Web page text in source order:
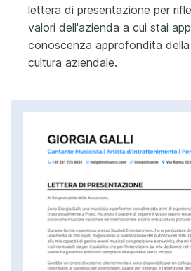
lettera di presentazione per
valori dell'azienda a cui stai
conoscenza approfondita
cultura aziendale.